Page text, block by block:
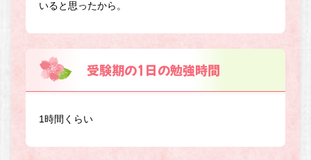
いると思ったから。
受験期の1日の勉強時間
1時間くらい